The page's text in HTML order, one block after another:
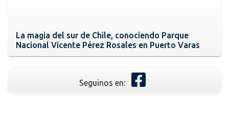
La magia del sur de Chile, conociendo Parque
Nacional Vicente Pérez Rosales en Puerto Varas
Seguinos en: